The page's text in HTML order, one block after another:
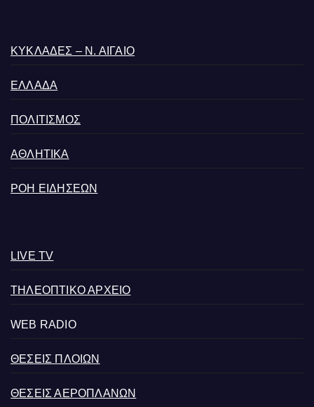
ΚΥΚΛΑΔΕΣ – Ν. ΑΙΓΑΙΟ
ΕΛΛΑΔΑ
ΠΟΛΙΤΙΣΜΟΣ
ΑΘΛΗΤΙΚΑ
ΡΟΗ ΕΙΔΗΣΕΩΝ
LIVE TV
ΤΗΛΕΟΠΤΙΚΟ ΑΡΧΕΙΟ
WEB RADIO
ΘΕΣΕΙΣ ΠΛΟΙΩΝ
ΘΕΣΕΙΣ ΑΕΡΟΠΛΑΝΩΝ